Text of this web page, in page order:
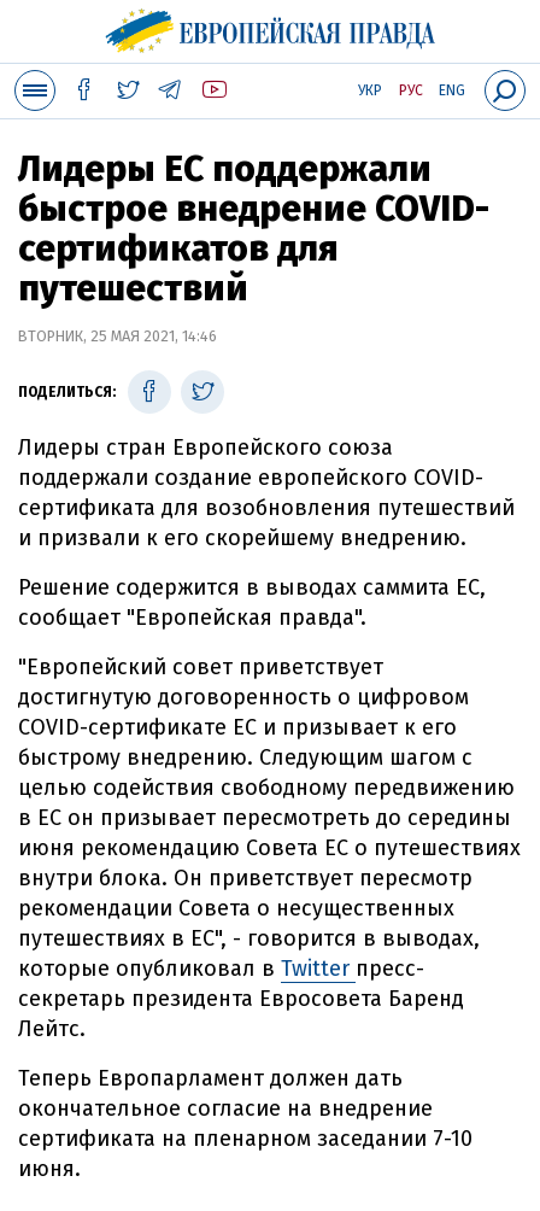
УКР РУС ENG
Лидеры ЕС поддержали
быстрое внедрение COVID-
сертификатов для
путешествий
ВТОРНИК, 25 МАЯ 2021, 14:46
ПОДЕЛИТЬСЯ:
Лидеры стран Европейского союза
поддержали создание европейского COVID-
сертификата для возобновления путешествий
и призвали к его скорейшему внедрению.
Решение содержится в выводах саммита ЕС,
сообщает "Европейская правда".
"Европейский совет приветствует
достигнутую договоренность о цифровом
COVID-сертификате ЕС и призывает к его
быстрому внедрению. Следующим шагом с
целью содействия свободному передвижению
в ЕС он призывает пересмотреть до середины
июня рекомендацию Совета ЕС о путешествиях
внутри блока. Он приветствует пересмотр
рекомендации Совета о несущественных
путешествиях в ЕС", - говорится в выводах,
которые опубликовал в Twitter пресс-
секретарь президента Евросовета Баренд
Лейтс.
Теперь Европарламент должен дать
окончательное согласие на внедрение
сертификата на пленарном заседании 7-10
июня.